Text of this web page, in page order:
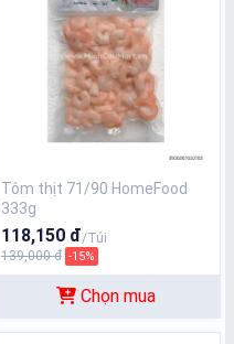
Tôm thịt 71/90 HomeFood
333g
118,150 đ/Túi
139,000 đ -15%
Chọn mua